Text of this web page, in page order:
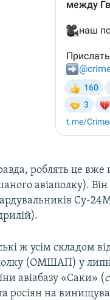
роблять це вже
авіаполку).
Су-
ж усім складом
(ОМШАП) у
авіабазу «Саки» (
росіян на